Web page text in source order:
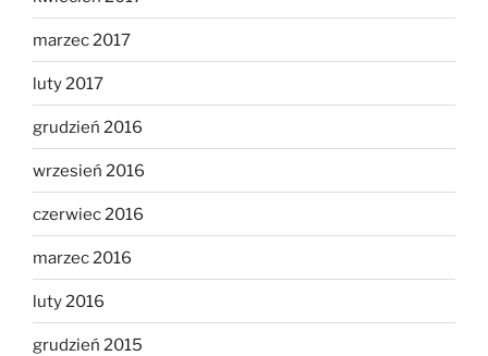
marzec 2017
luty 2017
grudzień 2016
wrzesień 2016
czerwiec 2016
marzec 2016
luty 2016
grudzień 2015